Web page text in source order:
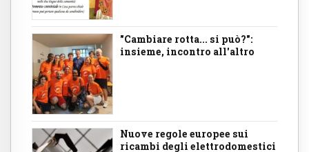
"Cambiare rotta... si può?":
insieme, incontro all'altro
Nuove regole europee sui
ricambi degli elettrodomestici